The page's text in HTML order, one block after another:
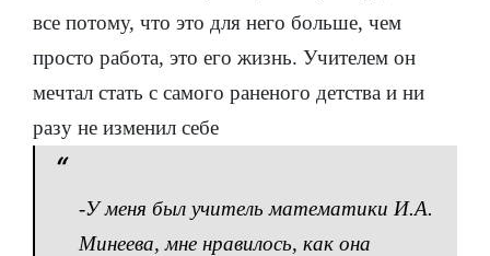
все потому, что это для него больше, чем
просто работа, это его жизнь. Учителем он
мечтал стать с самого раненого детства и ни
разу не изменил себе
-У меня был учитель математики И.А.
Минеева, мне нравилось, как она